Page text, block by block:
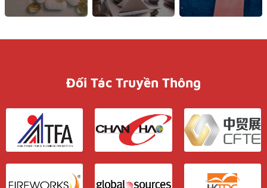
Đối Tác Truyền Thông